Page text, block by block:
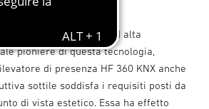
moderni i sensori ad alta
pioniere di questa tecnologia,
di presenza HF 360 KNX anche
sottile soddisfa i requisiti posti da
di vista estetico. Essa ha effetto